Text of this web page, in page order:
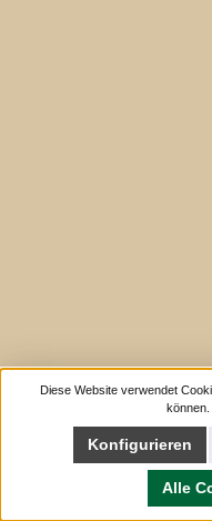
Diese Website verwendet
können.
Konfigurieren
Alle